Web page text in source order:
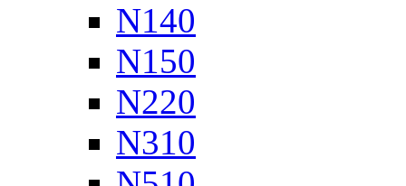
N140
N150
N220
N310